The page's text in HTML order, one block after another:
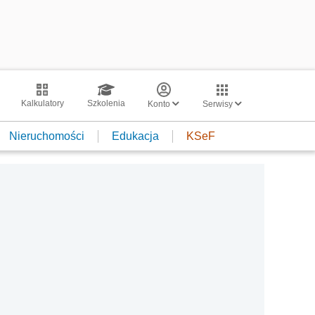
Kalkulatory Szkolenia Konto Serwisy
Nieruchomości Edukacja KSeF